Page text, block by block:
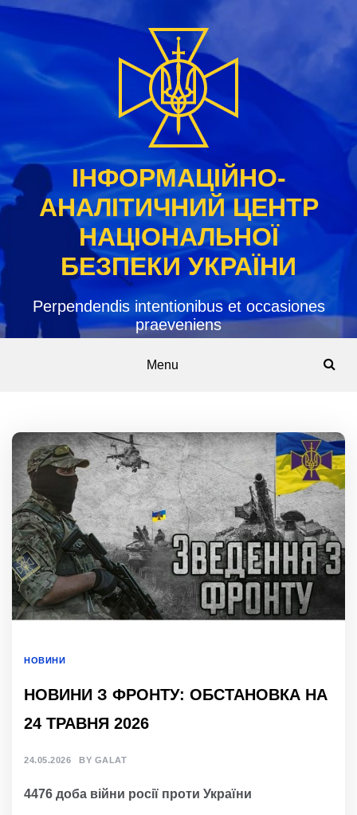
Skip
content
ІНФОРМАЦІЙНО-
АНАЛІТИЧНИЙ ЦЕНТР
НАЦІОНАЛЬНОЇ
БЕЗПЕКИ УКРАЇНИ
Perpendendis intentionibus et occasiones
praeveniens
Menu
НОВИНИ
НОВИНИ З ФРОНТУ: ОБСТАНОВКА НА
24 ТРАВНЯ 2026
24.05.2026 BY GALAT
4476 доба війни росії проти України